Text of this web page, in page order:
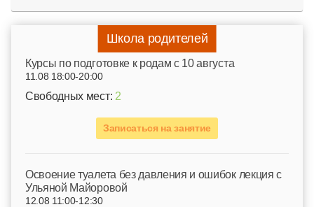
Школа родителей
Курсы по подготовке к родам c 10 августа
11.08 18:00-20:00
Свободных мест: 2
Записаться на занятие
Освоение туалета без давления и ошибок лекция с
Ульяной Майоровой
12.08 11:00-12:30